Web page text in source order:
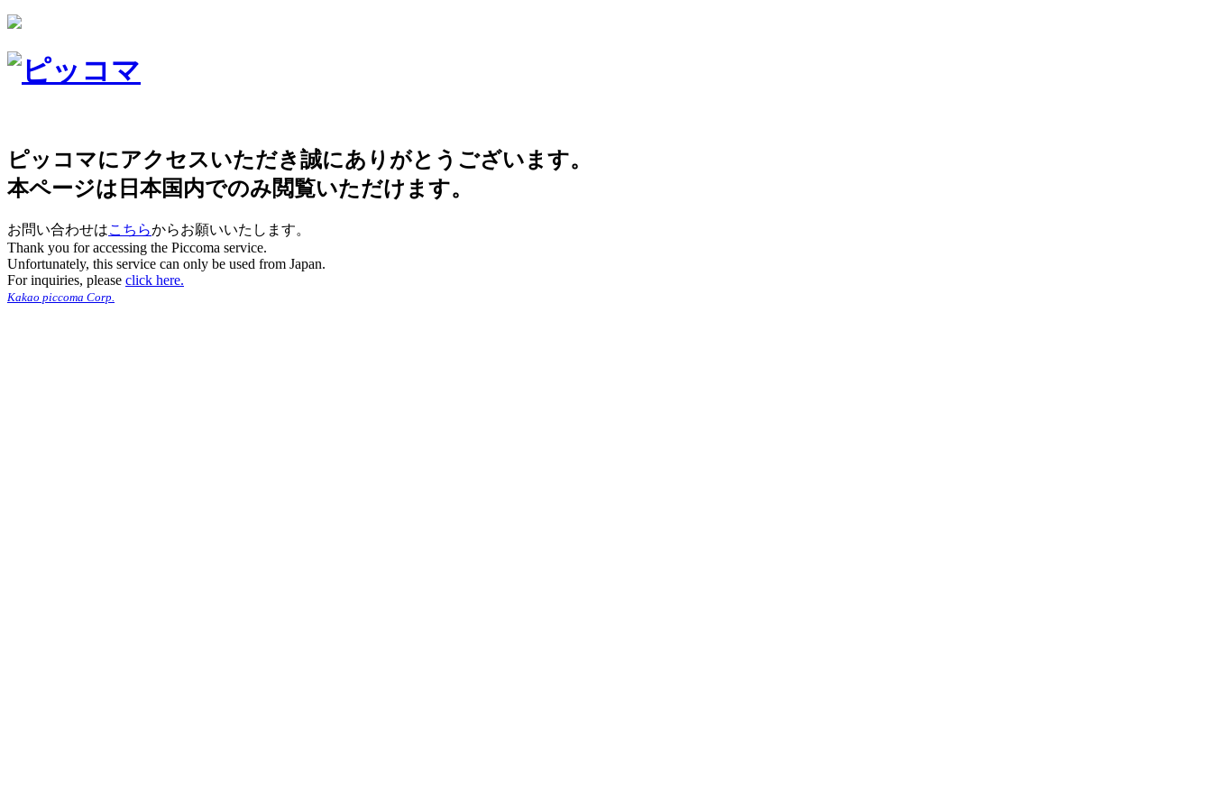
ピッコマにアクセスいただき誠にありがとうございます。
本ページは日本国内でのみ閲覧いただけます。
お問い合わせはこちらからお願いいたします。
Thank you for accessing the Piccoma service.
Unfortunately, this service can only be used from Japan.
For inquiries, please click here.
Kakao piccoma Corp.